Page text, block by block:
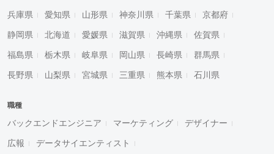
兵庫県 愛知県 山形県 神奈川県 千葉県 京都府
静岡県 北海道 愛媛県 滋賀県 沖縄県 佐賀県
福島県 栃木県 岐阜県 岡山県 長崎県 群馬県
長野県 山梨県 宮城県 三重県 熊本県 石川県
職種
バックエンドエンジニア マーケティング デザイナー
広報 データサイエンティスト